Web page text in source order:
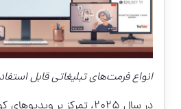
انواع فرمت‌های تبلیغاتی قابل استفاده